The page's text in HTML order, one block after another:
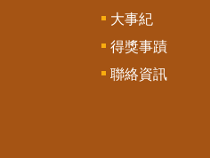
大事紀
得獎事蹟
聯絡資訊